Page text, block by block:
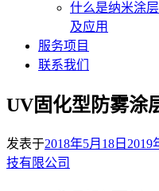
什么是纳米涂
及应用
服务项目
联系我们
UV固化型防雾涂
发表于2018年5月18日 2019
技有限公司